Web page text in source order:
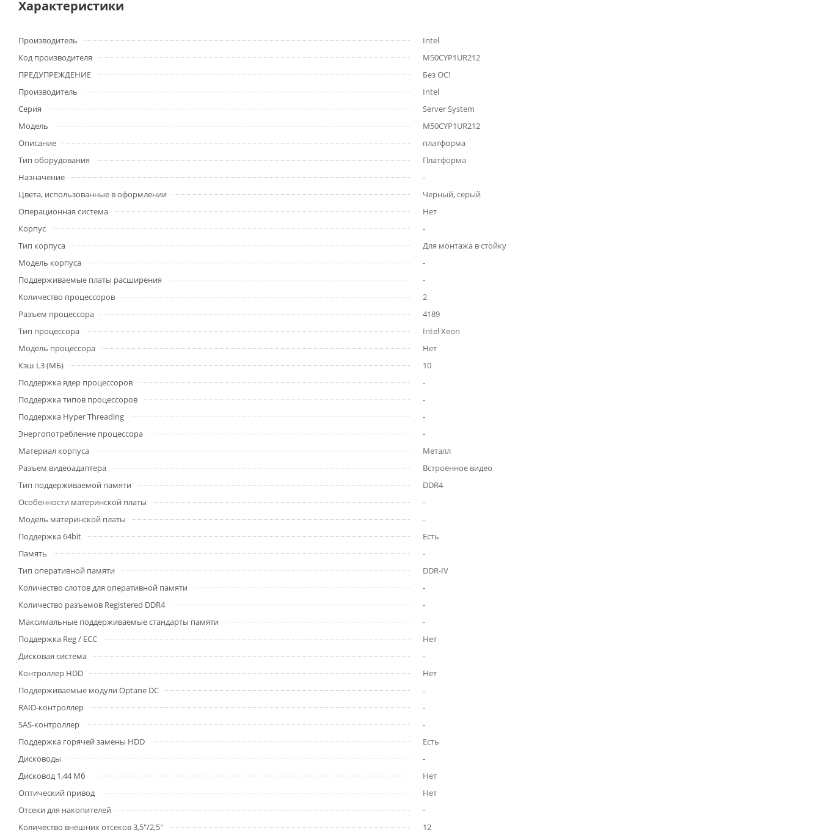
Характеристики
Производитель
Intel
Код производителя
M50CYP1UR212
ПРЕДУПРЕЖДЕНИЕ
Без ОС!
Производитель
Intel
Серия
Server System
Модель
M50CYP1UR212
Описание
платформа
Тип оборудования
Платформа
Назначение
-
Цвета, использованные в оформлении
Черный, серый
Операционная система
Нет
Корпус
-
Тип корпуса
Для монтажа в стойку
Модель корпуса
-
Поддерживаемые платы расширения
-
Количество процессоров
2
Разъем процессора
4189
Тип процессора
Intel Xeon
Модель процессора
Нет
Кэш L3 (МБ)
10
Поддержка ядер процессоров
-
Поддержка типов процессоров
-
Поддержка Hyper Threading
-
Энергопотребление процессора
-
Материал корпуса
Металл
Разъем видеоадаптера
Встроенное видео
Тип поддерживаемой памяти
DDR4
Особенности материнской платы
-
Модель материнской платы
-
Поддержка 64bit
Есть
Память
-
Тип оперативной памяти
DDR-IV
Количество слотов для оперативной памяти
-
Количество разъемов Registered DDR4
-
Максимальные поддерживаемые стандарты памяти
-
Поддержка Reg / ECC
Нет
Дисковая система
-
Контроллер HDD
Нет
Поддерживаемые модули Optane DC
-
RAID-контроллер
-
SAS-контроллер
-
Поддержка горячей замены HDD
Есть
Дисководы
-
Дисковод 1,44 Мб
Нет
Оптический привод
Нет
Отсеки для накопителей
-
Количество внешних отсеков 3,5"/2,5"
12